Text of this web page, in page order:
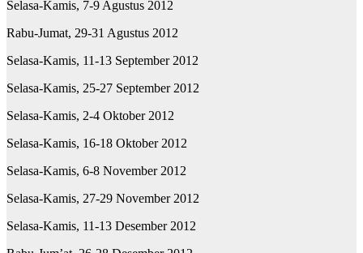
Selasa-Kamis, 7-9 Agustus 2012
Rabu-Jumat, 29-31 Agustus 2012
Selasa-Kamis, 11-13 September 2012
Selasa-Kamis, 25-27 September 2012
Selasa-Kamis, 2-4 Oktober 2012
Selasa-Kamis, 16-18 Oktober 2012
Selasa-Kamis, 6-8 November 2012
Selasa-Kamis, 27-29 November 2012
Selasa-Kamis, 11-13 Desember 2012